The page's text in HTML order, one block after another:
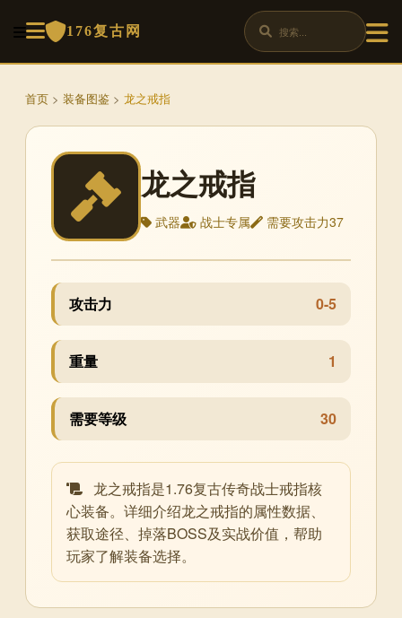
176复古网
首页 > 装备图鉴 > 龙之戒指
龙之戒指
武器 战士专属 需要攻击力37
攻击力 0-5
重量 1
需要等级 30
龙之戒指是1.76复古传奇战士戒指核
心装备。详细介绍龙之戒指的属性数据、
获取途径、掉落BOSS及实战价值，帮助
玩家了解装备选择。